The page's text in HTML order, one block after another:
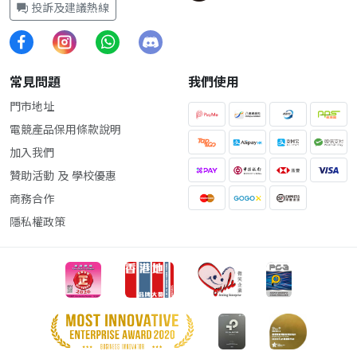
投訴及建議熱線
常見問題
門市地址
電競產品保用條款說明
加入我們
贊助活動 及 學校優惠
商務合作
隱私權政策
我們使用